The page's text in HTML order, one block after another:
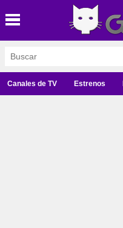
Canales de TV Estrenos